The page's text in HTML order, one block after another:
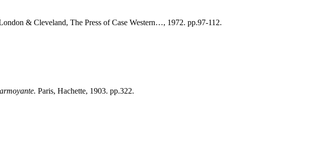
& Cleveland, The Press of Case Western…, 1972. pp.97-112.
Paris, Hachette, 1903. pp.322.